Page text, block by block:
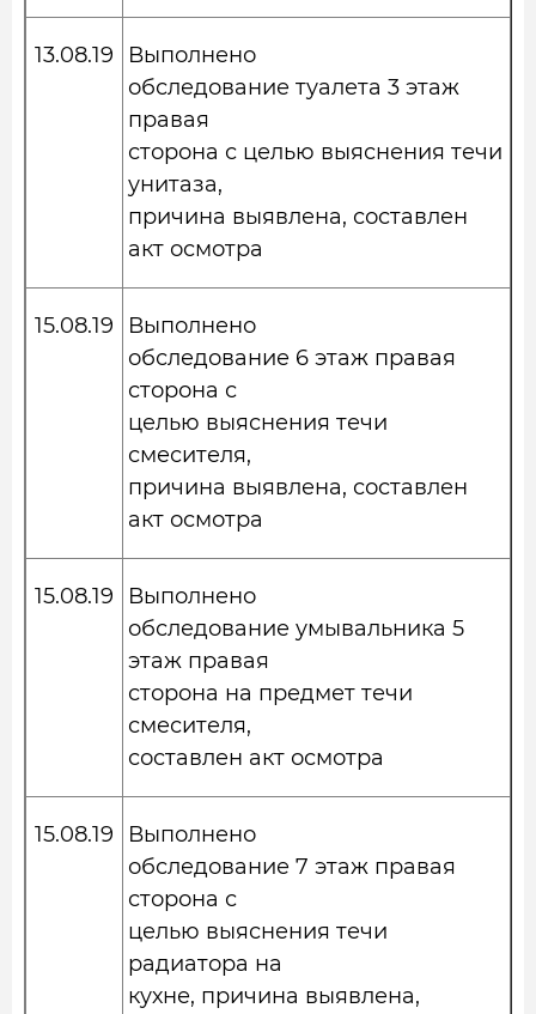
13.08.19
Выполнено
обследование туалета 3 этаж
правая
сторона с целью выяснения течи
унитаза,
причина выявлена, составлен
акт осмотра
15.08.19
Выполнено
обследование 6 этаж правая
сторона с
целью выяснения течи
смесителя,
причина выявлена, составлен
акт осмотра
15.08.19
Выполнено
обследование умывальника 5
этаж правая
сторона на предмет течи
смесителя,
составлен акт осмотра
15.08.19
Выполнено
обследование 7 этаж правая
сторона с
целью выяснения течи
радиатора на
кухне, причина выявлена,